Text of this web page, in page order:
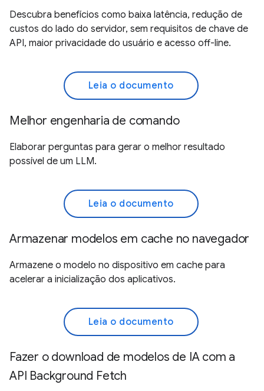
Descubra benefícios como baixa latência, redução de
custos do lado do servidor, sem requisitos de chave de
API, maior privacidade do usuário e acesso off-line.
Leia o documento
Melhor engenharia de comando
Elaborar perguntas para gerar o melhor resultado
possível de um LLM.
Leia o documento
Armazenar modelos em cache no navegador
Armazene o modelo no dispositivo em cache para
acelerar a inicialização dos aplicativos.
Leia o documento
Fazer o download de modelos de IA com a
API Background Fetch